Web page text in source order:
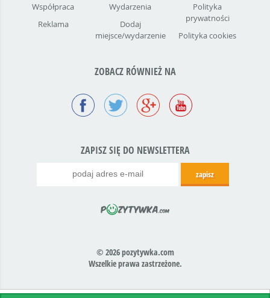
Współpraca
Reklama
Wydarzenia
Dodaj
miejsce/wydarzenie
Polityka
prywatności
Polityka cookies
ZOBACZ RÓWNIEŻ NA
ZAPISZ SIĘ DO NEWSLETTERA
© 2026 pozytywka.com
Wszelkie prawa zastrzeżone.